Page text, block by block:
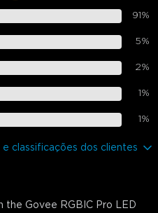
91 %
5%
2%
1 %
1 %
classificações dos clientes
the Govee RGBIC Pro LED